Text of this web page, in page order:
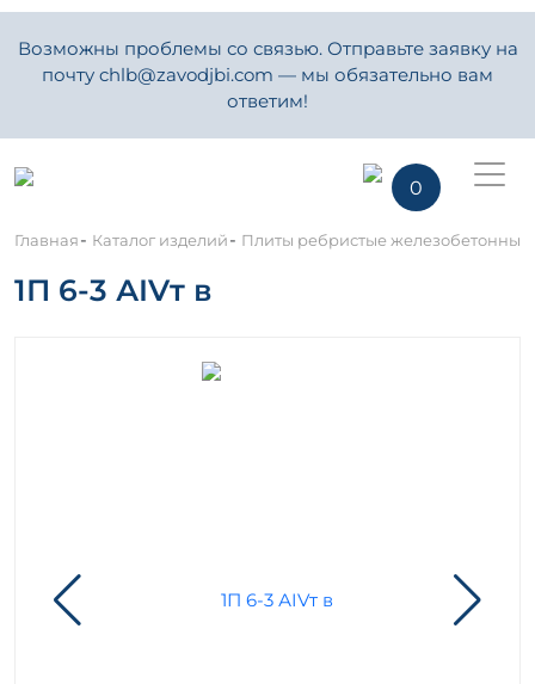
Возможны проблемы со связью. Отправьте заявку на
почту chlb@zavodjbi.com — мы обязательно вам
ответим!
0
Главная- Каталог изделий- Плиты ребристые железобетонные
1П 6-3 АIVт в